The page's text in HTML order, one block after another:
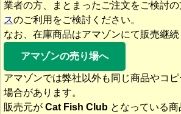
業者の方、まとまったご注文をご検討の
スのご利用をご検討ください。
なお、在庫商品はアマゾンにて販売継続
アマゾンの売り場へ
アマゾンでは弊社以外も同じ商品やコ
場合があります。
販売元が Cat Fish Club となっている